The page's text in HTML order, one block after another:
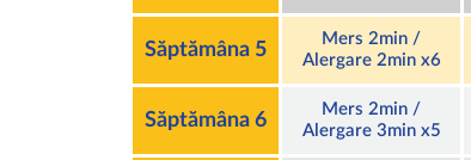
Săptămâna 5
Mers 2min /
Alergare 2min x6
Săptămâna 6
Mers 2min /
Alergare 3min x5